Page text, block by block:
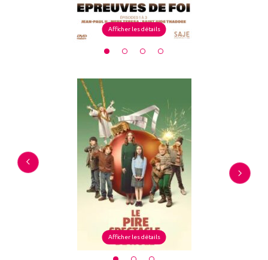
Afficher les détails
Afficher les détails